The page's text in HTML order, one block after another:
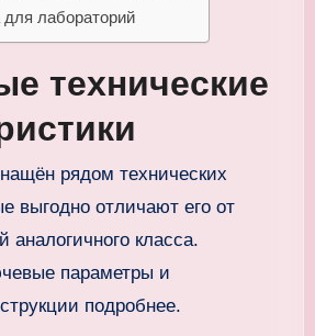
лабораторий
технические
рядом технических
выгодно отличают его от
аналогичного класса.
параметры и
подробнее.